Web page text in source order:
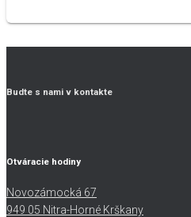
Budte s nami v kontakte
Otváracie hodiny
Novozámocká 67
949 05 Nitra-Horné Krškany